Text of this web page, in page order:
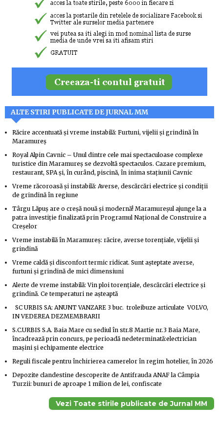
ALTE STIRI PUBLICATE DE JURNAL MM
Răcire accentuată și vreme instabilă: Furtuni, vijelii și grindină în
Maramureș
Royal Alpin Cavnic – Unul dintre cele mai spectaculoase complexe
turistice din Maramureș se dezvoltă spectaculos. Cazare premium,
restaurant, SPA și, în curând, piscină, în inima stațiunii Cavnic
Vreme răcoroasă și instabilă: Averse, descărcări electrice și condiții
de grindină în regiune
Târgu Lăpuș are o creșă nouă și modernă! Maramureșul ajunge la a
patra investiție finalizată prin Programul Național de Construire a
Creșelor
Vreme instabilă în Maramureș: răcire, averse torențiale, vijelii și
grindină
Vreme caldă și disconfort termic ridicat. Sunt așteptate averse,
furtuni și grindină de mici dimensiuni
Alerte de vreme instabilă: Vin ploi torențiale, descărcări electrice și
grindină. Ce temperaturi ne așteaptă
SC URBIS SA: ANUNT VANZARE 3 buc. troleibuze articulate VOLVO,
IN VEDEREA DEZMEMBRARII
S.C.URBIS S.A. Baia Mare cu sediul în str.8 Martie nr.3 Baia Mare,
încadrează prin concurs, pe perioadă nedeterminată:electrician
mașini și echipamente electrice
Reguli fiscale pentru închirierea camerelor în regim hotelier, în 2026
Depozite clandestine descoperite de Antifrauda ANAF la Câmpia
Turzii: bunuri de aproape 1 milion de lei, confiscate
Vezi Toate stirile publicate de Jurnal MM